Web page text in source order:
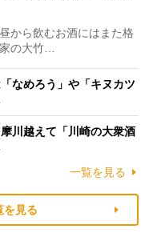
から飲むお酒にはまた格
の大竹…
なめろう」や「キヌカツ
川越えて「川崎の大衆酒
一覧を見る
を見る